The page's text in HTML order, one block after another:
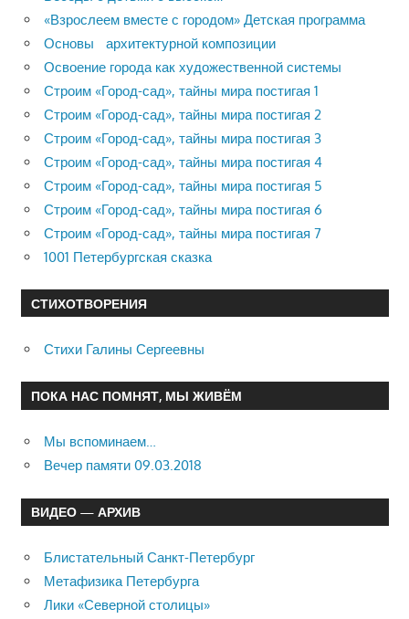
«Взрослеем вместе с городом» Детская программа
Основы архитектурной композиции
Освоение города как художественной системы
Строим «Город-сад», тайны мира постигая 1
Строим «Город-сад», тайны мира постигая 2
Строим «Город-сад», тайны мира постигая 3
Строим «Город-сад», тайны мира постигая 4
Строим «Город-сад», тайны мира постигая 5
Строим «Город-сад», тайны мира постигая 6
Строим «Город-сад», тайны мира постигая 7
1001 Петербургская сказка
СТИХОТВОРЕНИЯ
Стихи Галины Сергеевны
ПОКА НАС ПОМНЯТ, МЫ ЖИВЁМ
Мы вспоминаем…
Вечер памяти 09.03.2018
ВИДЕО — АРХИВ
Блистательный Санкт-Петербург
Метафизика Петербурга
Лики «Северной столицы»